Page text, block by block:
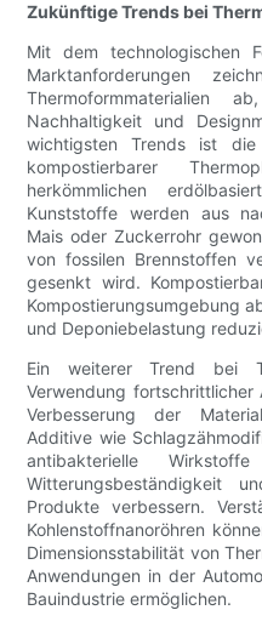
Zukünftige Trends bei
Mit dem technologischen
Marktanforderungen
Thermoformmaterialien
Nachhaltigkeit und
wichtigsten Trends ist die
kompostierbarer
herkömmlichen
Kunststoffe werden aus
Mais oder Zuckerrohr
von fossilen Brennstoffen
gesenkt wird.
Kompostierungsumgebung
und Deponiebelastung
Ein weiterer Trend bei
Verwendung
Verbesserung der
Additive wie
antibakterielle
Witterungsbeständigkeit
Produkte verbessern.
Kohlenstoffnanoröhren
Dimensionsstabilität von
Anwendungen in der
Bauindustrie ermöglichen.